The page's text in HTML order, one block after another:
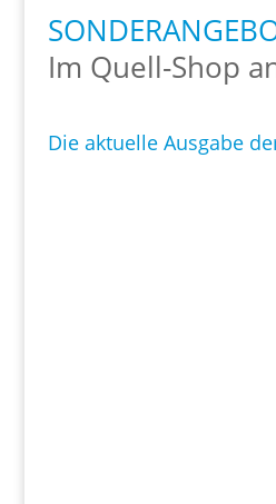
Im Quell-Shop
Die aktuelle Ausgabe